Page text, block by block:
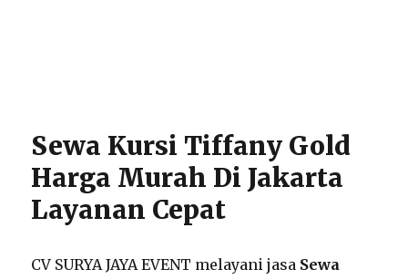
Sewa Kursi Tiffany Gold
Harga Murah Di Jakarta
Layanan Cepat
CV SURYA JAYA EVENT melayani jasa Sewa